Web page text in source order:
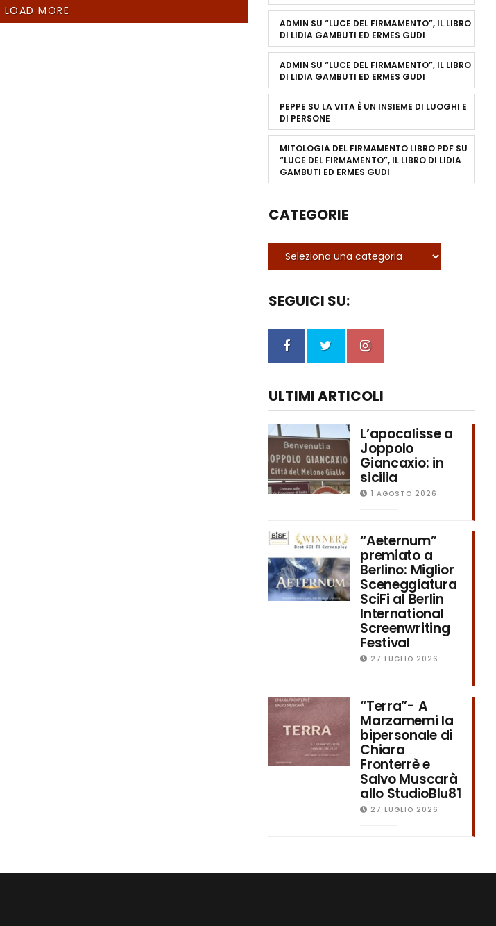
LOAD MORE
ADMIN SU “LUCE DEL FIRMAMENTO”, IL LIBRO
DI LIDIA GAMBUTI ED ERMES GUDI
ADMIN SU “LUCE DEL FIRMAMENTO”, IL LIBRO
DI LIDIA GAMBUTI ED ERMES GUDI
PEPPE SU LA VITA È UN INSIEME DI LUOGHI E
DI PERSONE
MITOLOGIA DEL FIRMAMENTO LIBRO PDFSU
“LUCE DEL FIRMAMENTO”, IL LIBRO DI LIDIA
GAMBUTI ED ERMES GUDI
CATEGORIE
SEGUICI SU:
ULTIMI ARTICOLI
L’apocalisse a
Joppolo
Giancaxio: in
sicilia
1 AGOSTO 2026
“Aeternum”
premiato a
Berlino: Miglior
Sceneggiatura
SciFi al Berlin
International
Screenwriting
Festival
27 LUGLIO 2026
“Terra”- A
Marzamemi la
bipersonale di
Chiara
Fronterrè e
Salvo Muscarà
allo StudioBlu81
27 LUGLIO 2026